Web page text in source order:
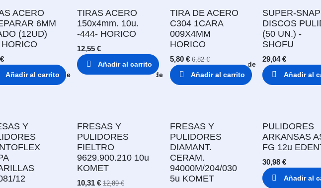
Añadir a lista de deseos
ACERO
6MM
(12UD)
€
Añadir al carrito Añadir a lista de deseos
TIRAS ACERO
150x4mm. 10u.
-444- HORICO
12,55€
Añadir al carrito Añadir a lista de deseos
TIRA DE ACERO
C304 1CARA
009X4MM
HORICO
5,80€ 6,82€
Añadir al carrito Añadir
SUPER-SNAP
DISCOS
(50 UN.) -
SHOFU
29,04€
Añadir al
Y
12
FRESAS Y
PULIDORES
FIELTRO
9629.900.210 10u
KOMET
10,31€ 12,89€
FRESAS Y
PULIDORES
DIAMANT.
CERAM.
94000M/204/030
5u KOMET
PULIDORES
ARKANSAS
FG 12u
30,98 €
Añadir al